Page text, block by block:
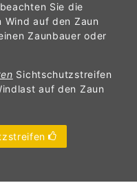
Sie die
auf den Zaun
Zaunbauer oder
Sichtschutzstreifen
auf den Zaun